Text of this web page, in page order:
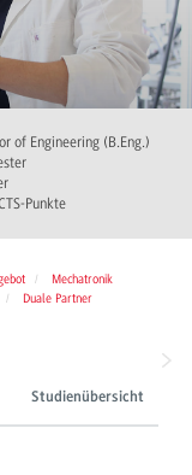
of Engineering (B.Eng.)
Punkte
Mechatronik
Duale Partner
Studienübersicht